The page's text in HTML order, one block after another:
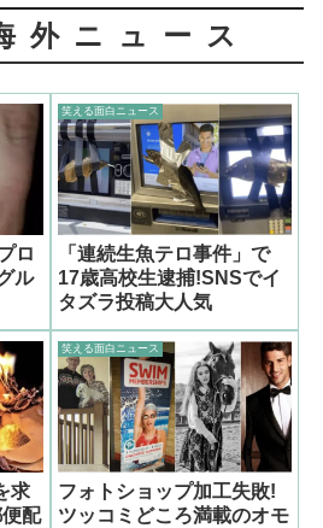
外ニュース
ロ
ル
笑える面白ニュース
「連続生魚テロ事件」で
17歳高校生逮捕!SNSでイ
タズラ投稿大人気
求
配
笑える面白ニュース
フォトショップ加工失敗!
ツッコミどころ満載のオモ